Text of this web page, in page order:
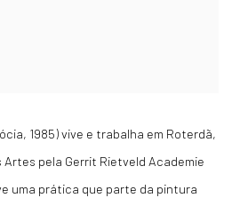
1985) vive e trabalha em Roterdã,
Artes pela Gerrit Rietveld Academie
uma prática que parte da pintura